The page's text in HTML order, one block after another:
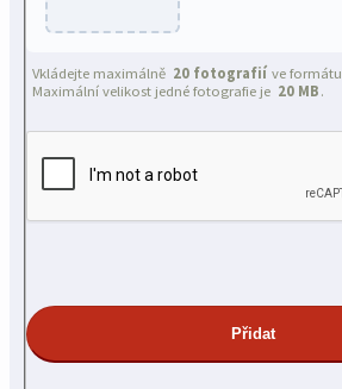
Vkládejte maximálně 20 fotografií ve formátu
Maximální velikost jedné fotografie je 20 MB .